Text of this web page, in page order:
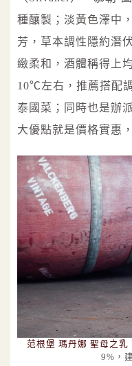
種釀製；淡黃色澤中
芳，草本調性隱約潛
緻柔和，酒體稱得上
10℃左右，推薦搭配
泰國菜；同時也是辦
大優點就是價格實惠
范根堡 瑪丹娜 聖母之乳
9%，